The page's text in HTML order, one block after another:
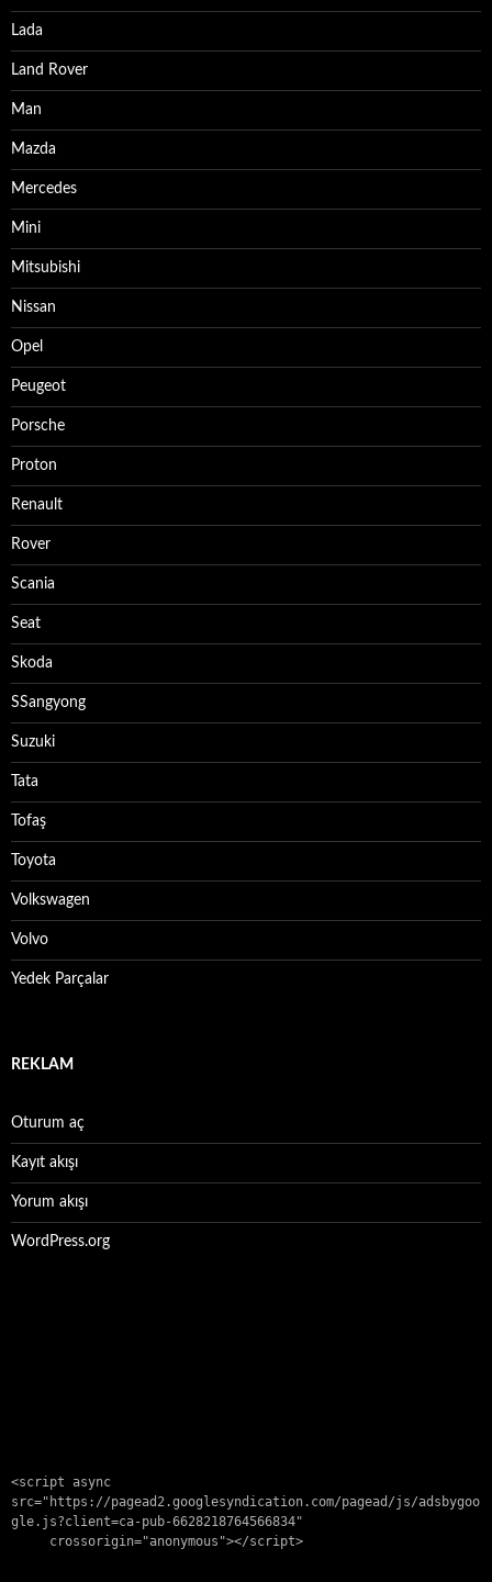
Lada
Land Rover
Man
Mazda
Mercedes
Mini
Mitsubishi
Nissan
Opel
Peugeot
Porsche
Proton
Renault
Rover
Scania
Seat
Skoda
SSangyong
Suzuki
Tata
Tofaş
Toyota
Volkswagen
Volvo
Yedek Parçalar
REKLAM
Oturum aç
Kayıt akışı
Yorum akışı
WordPress.org
<script async
src="https://pagead2.googlesyndication.com/pagead/js/adsbygoo
gle.js?client=ca-pub-6628218764566834"
     crossorigin="anonymous"></script>